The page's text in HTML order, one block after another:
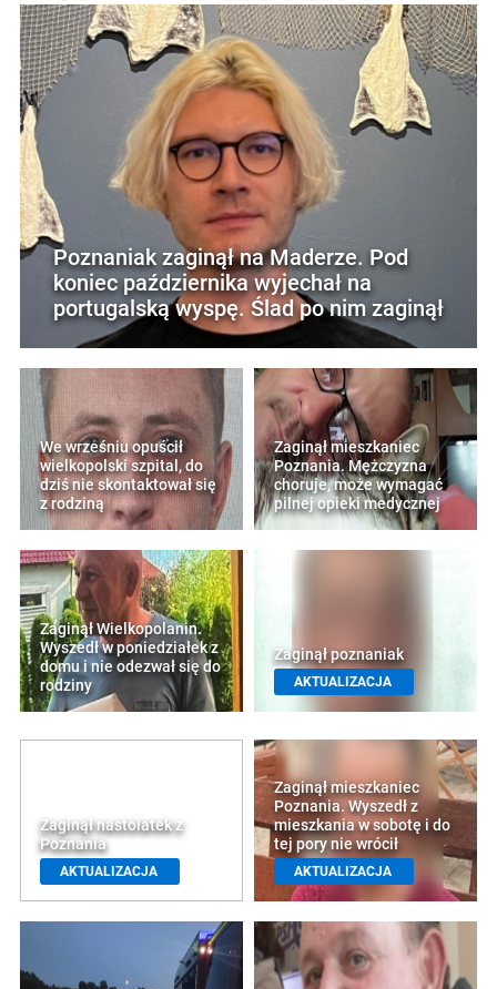
Poznaniak zaginął na Maderze. Pod
koniec października wyjechał na
portugalską wyspę. Ślad po nim zaginął
We wrześniu opuścił
wielkopolski szpital, do
dziś nie skontaktował się
z rodziną
Zaginął mieszkaniec
Poznania. Mężczyzna
choruje, może wymagać
pilnej opieki medycznej
Zaginął Wielkopolanin.
Wyszedł w poniedziałek z
domu i nie odezwał się do
rodziny
Zaginął poznaniak
AKTUALIZACJA
Zaginął nastolatek z
Poznania
AKTUALIZACJA
Zaginął mieszkaniec
Poznania. Wyszedł z
mieszkania w sobotę i do
tej pory nie wrócił
AKTUALIZACJA